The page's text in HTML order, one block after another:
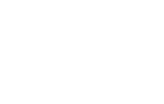
di aplikasi Akulaku